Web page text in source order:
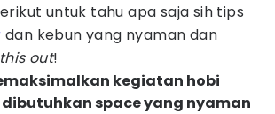
untuk tahu apa saja sih tips
dan kebun yang nyaman dan
out!
kegiatan hobi
space yang nyaman